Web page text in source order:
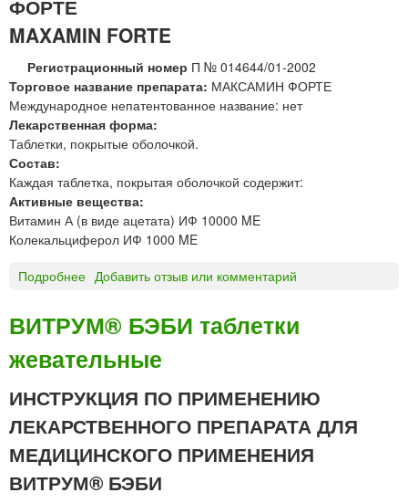
ы
У
П
«
М
и
н
к
и
н
т
п
»
ФОРТЕ
MAXAMIN FORTE
Регистрационный номер П № 014644/01-2002
Торговое название препарата: МАКСАМИН ФОРТЕ
Международное непатентованное название: нет
Лекарственная форма:
Таблетки, покрытые оболочкой.
Состав:
Каждая таблетка, покрытая оболочкой содержит:
Активные вещества:
Витамин А (в виде ацетата) ИФ 10000 ME
Колекальциферол ИФ 1000 ME
Подробнее
К
С
А
М
И
Н
Ф
О
Р
Добавить отзыв или комментарий
ВИТРУМ® БЭБИ таблетки
жевательные
ИНСТРУКЦИЯ ПО ПРИМЕНЕНИЮ
ЛЕКАРСТВЕННОГО ПРЕПАРАТА ДЛЯ
МЕДИЦИНСКОГО ПРИМЕНЕНИЯ
ВИТРУМ® БЭБИ